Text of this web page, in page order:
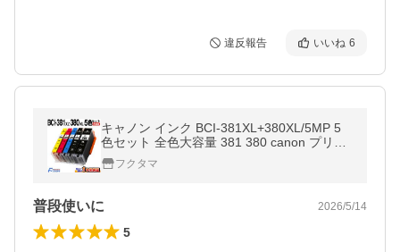
違反報告 いいね 6
キャノン インク BCI-381XL+380XL/5MP 5
色セット 全色大容量 381 380 canon プリン
ター 互換インク BCI-381 BCI-380 TR8630 T
S8430 TS6130 TS8130 TS8230 TR9530
フクタマ
普段使いに 2026/5/14
5